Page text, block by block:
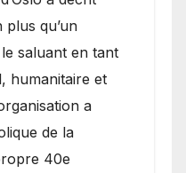
plus qu’un
saluant en tant
humanitaire et
a
de la
40e